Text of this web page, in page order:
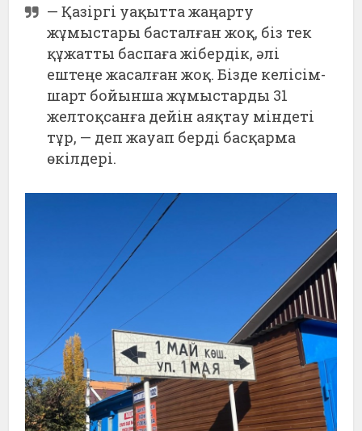
— Қазіргі уақытта жаңарту
жұмыстары басталған жоқ, біз тек
құжатты баспаға жібердік, әлі
ештеңе жасалған жоқ. Бізде келісім-
шарт бойынша жұмыстарды 31
желтоқсанға дейін аяқтау міндеті
тұр, — деп жауап берді басқарма
өкілдері.